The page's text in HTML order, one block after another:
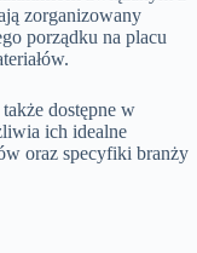
zorganizowany
porządku na placu
dostępne w
ich idealne
oraz specyfiki branży